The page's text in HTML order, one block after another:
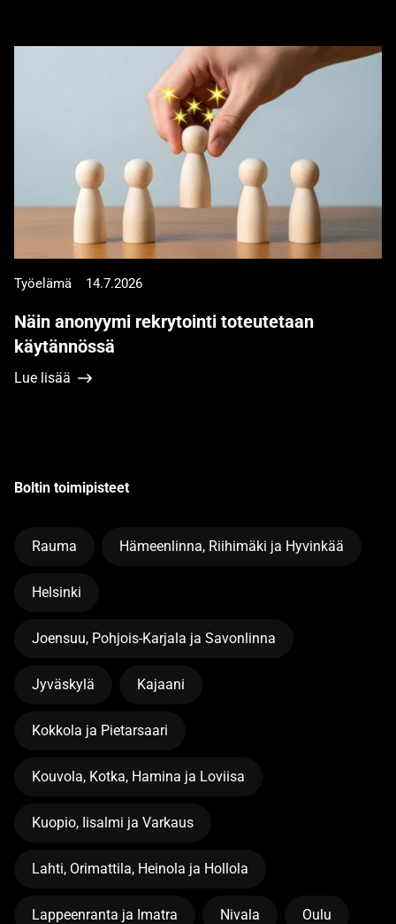
Työelämä 14.7.2026
Näin anonyymi rekrytointi toteutetaan
käytännössä
Lue lisää
Boltin toimipisteet
Rauma Hämeenlinna, Riihimäki ja Hyvinkää
Helsinki
Joensuu, Pohjois-Karjala ja Savonlinna
Jyväskylä Kajaani
Kokkola ja Pietarsaari
Kouvola, Kotka, Hamina ja Loviisa
Kuopio, Iisalmi ja Varkaus
Lahti, Orimattila, Heinola ja Hollola
Lappeenranta ja Imatra Nivala Oulu